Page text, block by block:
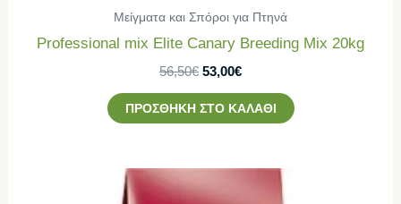
Μείγματα και Σπόροι για Πτηνά
Professional mix Εlite Canary Breeding Mix 20kg
56,50€ 53,00€
ΠΡΟΣΘΉΚΗ ΣΤΟ ΚΑΛΆΘΙ